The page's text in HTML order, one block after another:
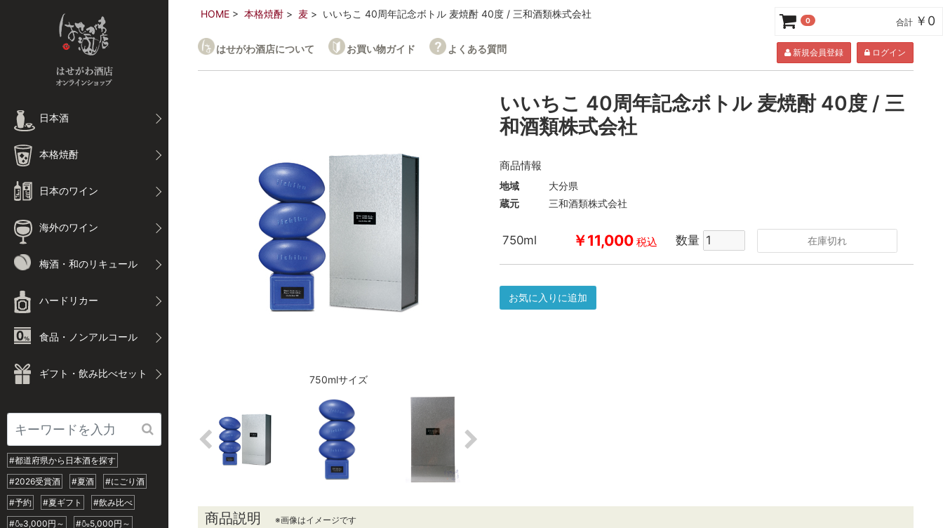
日本酒
本格焼酎
日本のワイン
海外のワイン
梅酒・和のリキュール
ハードリカー
食品・ノンアルコール
ギフト・飲み比べセット
#都道府県から日本酒を探す
#2026受賞酒
#夏酒
#にごり酒
#予約
#夏ギフト
#飲み比べ
#🍶3,000円～
#🍶5,000円～
HOME 本格焼酎 麦 いいちこ 40周年記念ボトル 麦焼酎 40度 / 三和酒類株式会社
はせがわ酒店について お買い物ガイド よくある質問 新規会員登録 ログイン
750mlサイズ
いいちこ 40周年記念ボトル 麦焼酎 40度 / 三
和酒類株式会社
商品情報
地域
大分県
蔵元
三和酒類株式会社
750ml ￥11,000 税込 数量 在庫切れ
お気に入りに追加
商品説明 ※画像はイメージです
0 合計 ￥0